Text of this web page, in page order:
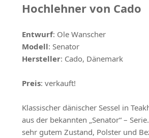
Hochlehner von Cado
Entwurf: Ole Wanscher
Modell: Senator
Hersteller: Cado, Dänemark
Preis: verkauft!
Klassischer dänischer Sessel in
aus der bekannten „Senator“ –
sehr gutem Zustand, Polster und